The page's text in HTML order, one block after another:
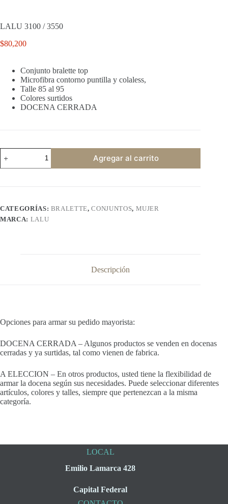
LALU 3100 / 3550
$80,200
Conjunto bralette top
Microfibra contorno puntilla y colaless,
Talle 85 al 95
Colores surtidos
DOCENA CERRADA
3100
/
Agregar al carrito
CATEGORÍAS: BRALETTE,CONJUNTOS, MUJER
MARCA: LALU
Descripción
Opciones para armar su pedido mayorista:
DOCENA CERRADA – Algunos productos se venden en docenas
cerradas y ya surtidas, tal como vienen de fabrica.
A ELECCION – En otros productos, usted tiene la flexibilidad de
armar la docena según sus necesidades. Puede seleccionar diferentes
artículos, colores y talles, siempre que pertenezcan a la misma
categoría.
LOCAL
Emilio Lamarca 428
Capital Federal